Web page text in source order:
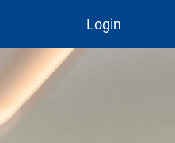
Login